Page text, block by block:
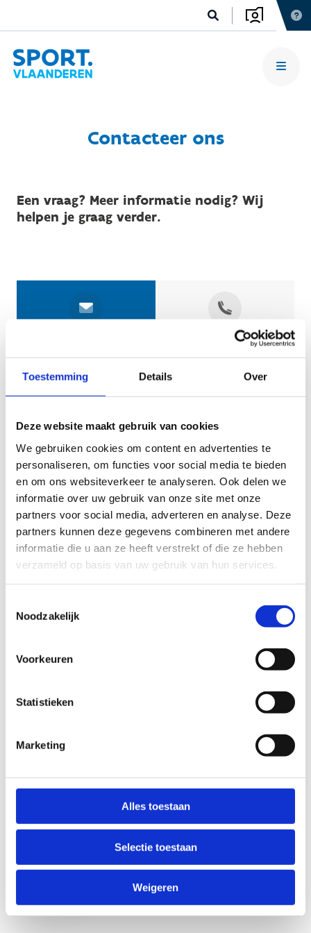
Toestemming Details Over
Deze website maakt gebruik van cookies
We gebruiken cookies om content en advertenties te
personaliseren, om functies voor social media te bieden
en om ons websiteverkeer te analyseren. Ook delen we
informatie over uw gebruik van onze site met onze
partners voor social media, adverteren en analyse. Deze
partners kunnen deze gegevens combineren met andere
informatie die u aan ze heeft verstrekt of die ze hebben
verzameld op basis van uw gebruik van hun services.
Noodzakelijk
Voorkeuren
Statistieken
Marketing
Alles toestaan
Selectie toestaan
Weigeren
Contacteer ons
Een vraag? Meer informatie nodig? Wij
helpen je graag verder.
Geef aan tot welk domein jouw vraag behoort
KIES EEN DOMEIN
Jouw vraag
Anti-Robot Verification
Click to start verification
Verzend